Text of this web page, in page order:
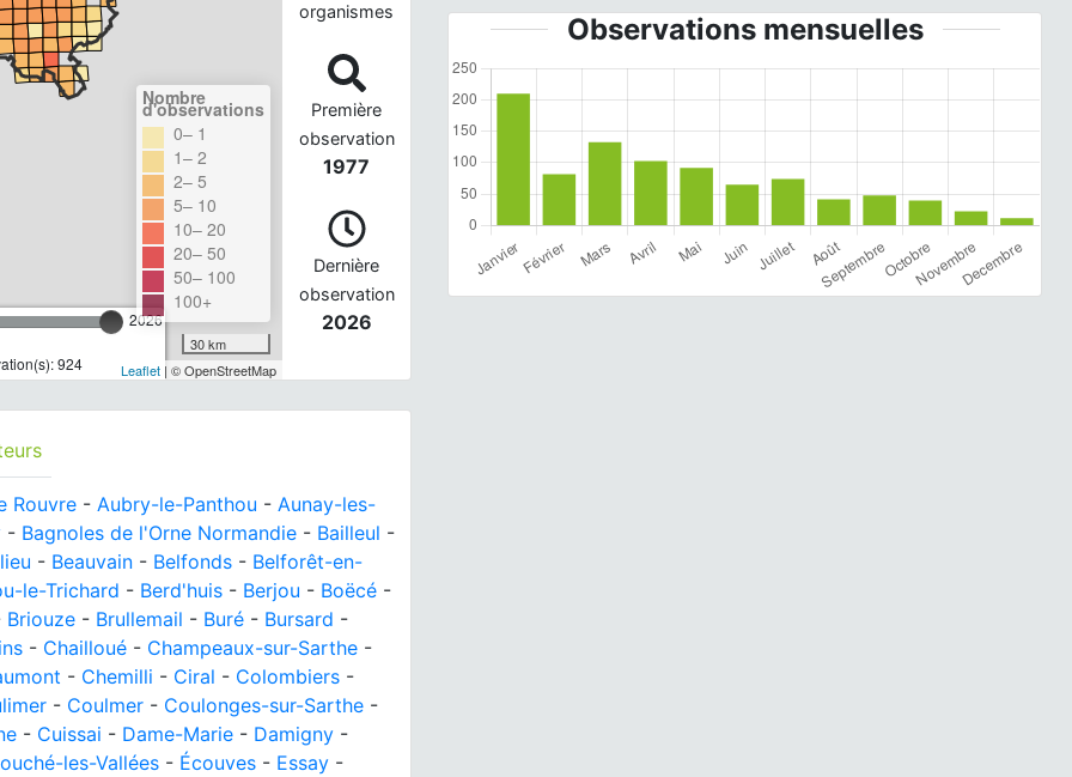
2026
924
Nombre
d'observations
0– 1
1– 2
2– 5
5– 10
10– 20
20– 50
50– 100
100+
30 km
Leaflet| © OpenStreetMap
organismes
Première
observation
1977
Dernière
observation
2026
Rouvre - Aubry-le-Panthou - Aunay-les-
- Bagnoles de l'Orne Normandie - Bailleul -
- Beauvain - Belfonds - Belforêt-en-
le-Trichard - Berd'huis - Berjou - Boëcé -
Briouze - Brullemail - Buré - Bursard -
- Chailloué - Champeaux-sur-Sarthe -
- Chemilli - Ciral - Colombiers -
- Coulmer - Coulonges-sur-Sarthe -
- Cuissai - Dame-Marie - Damigny -
les-Vallées - Écouves - Essay -
Observations mensuelles